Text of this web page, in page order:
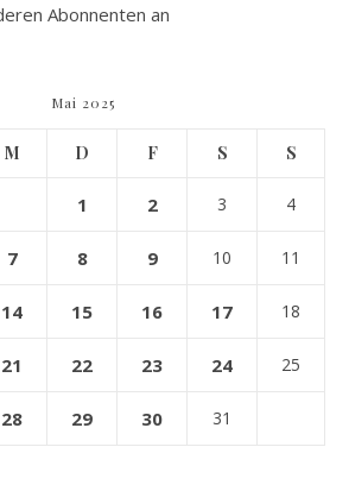
Abonnenten an
Mai 2025
M D F S S
1 2 3 4
7 8 9 10 11
14 15 16 17 18
21 22 23 24 25
28 29 30 31